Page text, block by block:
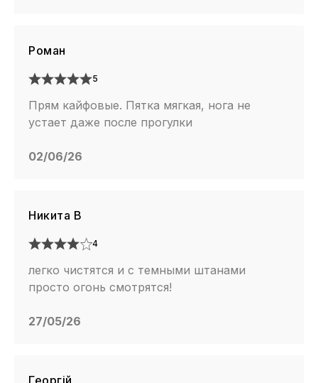
Роман
5
Прям кайфовые. Пятка мягкая, нога не
устает даже после прогулки
02/06/26
Никита В
4
легко чистятся и с темными штанами
просто огонь смотрятся!
27/05/26
Георгій